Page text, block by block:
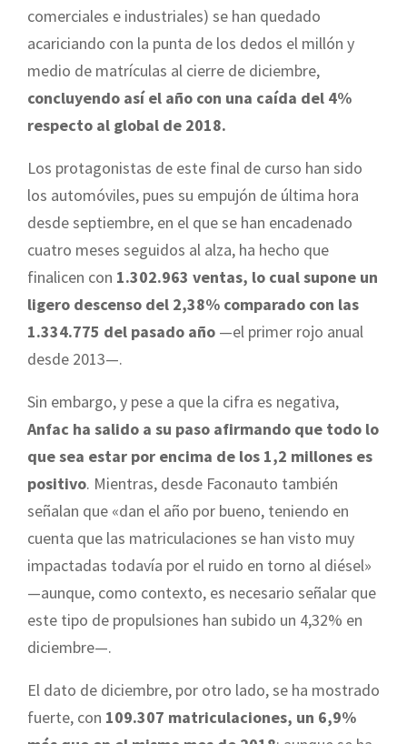
comerciales e industriales) se han quedado
acariciando con la punta de los dedos el millón y
medio de matrículas al cierre de diciembre,
concluyendo así el año con una caída del 4%
respecto al global de 2018.
Los protagonistas de este final de curso han sido
los automóviles, pues su empujón de última hora
desde septiembre, en el que se han encadenado
cuatro meses seguidos al alza, ha hecho que
finalicen con 1.302.963 ventas, lo cual supone un
ligero descenso del 2,38% comparado con las
1.334.775 del pasado año —el primer rojo anual
desde 2013—.
Sin embargo, y pese a que la cifra es negativa,
Anfac ha salido a su paso afirmando que todo lo
que sea estar por encima de los 1,2 millones es
positivo. Mientras, desde Faconauto también
señalan que «dan el año por bueno, teniendo en
cuenta que las matriculaciones se han visto muy
impactadas todavía por el ruido en torno al diésel»
—aunque, como contexto, es necesario señalar que
este tipo de propulsiones han subido un 4,32% en
diciembre—.
El dato de diciembre, por otro lado, se ha mostrado
fuerte, con 109.307 matriculaciones, un 6,9%